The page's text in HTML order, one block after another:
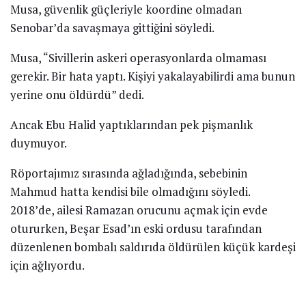
Musa, güvenlik güçleriyle koordine olmadan
Senobar’da savaşmaya gittiğini söyledi.
Musa, “Sivillerin askeri operasyonlarda olmaması
gerekir. Bir hata yaptı. Kişiyi yakalayabilirdi ama bunun
yerine onu öldürdü” dedi.
Ancak Ebu Halid yaptıklarından pek pişmanlık
duymuyor.
Röportajımız sırasında ağladığında, sebebinin
Mahmud hatta kendisi bile olmadığını söyledi.
2018’de, ailesi Ramazan orucunu açmak için evde
otururken, Beşar Esad’ın eski ordusu tarafından
düzenlenen bombalı saldırıda öldürülen küçük kardeşi
için ağlıyordu.